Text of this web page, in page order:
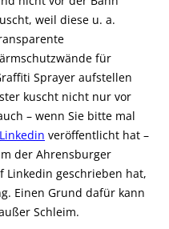
weil diese u. a.
für
Sprayer aufstellen
kuscht nicht nur vor
– wenn Sie bitte mal
Linkedin veröffentlicht hat –
der Ahrensburger
Linkedin geschrieben hat,
Einen Grund dafür kann
Schleim.